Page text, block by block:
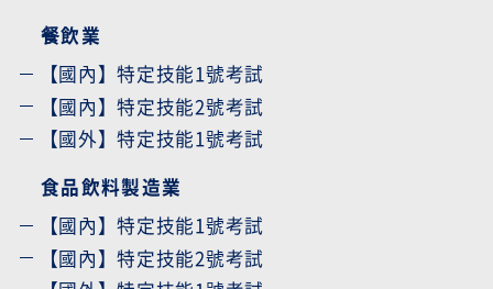
餐飲業
【國內】特定技能1號考試
【國內】特定技能2號考試
【國外】特定技能1號考試
食品飲料製造業
【國內】特定技能1號考試
【國內】特定技能2號考試